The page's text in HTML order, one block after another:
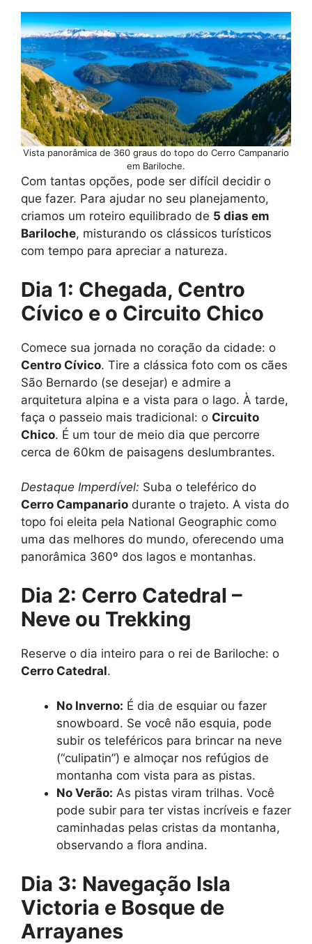
Vista panorâmica de 360 graus do topo do Cerro Campanario
em Bariloche.
Com tantas opções, pode ser difícil decidir o
que fazer. Para ajudar no seu planejamento,
criamos um roteiro equilibrado de 5 dias em
Bariloche, misturando os clássicos turísticos
com tempo para apreciar a natureza.
Dia 1: Chegada, Centro
Cívico e o Circuito Chico
Comece sua jornada no coração da cidade: o
Centro Cívico. Tire a clássica foto com os cães
São Bernardo (se desejar) e admire a
arquitetura alpina e a vista para o lago. À tarde,
faça o passeio mais tradicional: o Circuito
Chico. É um tour de meio dia que percorre
cerca de 60km de paisagens deslumbrantes.
Destaque Imperdível: Suba o teleférico do
Cerro Campanario durante o trajeto. A vista do
topo foi eleita pela National Geographic como
uma das melhores do mundo, oferecendo uma
panorâmica 360º dos lagos e montanhas.
Dia 2: Cerro Catedral –
Neve ou Trekking
Reserve o dia inteiro para o rei de Bariloche: o
Cerro Catedral.
No Inverno: É dia de esquiar ou fazer
snowboard. Se você não esquia, pode
subir os teleféricos para brincar na neve
(“culipatin”) e almoçar nos refúgios de
montanha com vista para as pistas.
No Verão: As pistas viram trilhas. Você
pode subir para ter vistas incríveis e fazer
caminhadas pelas cristas da montanha,
observando a flora andina.
Dia 3: Navegação Isla
Victoria e Bosque de
Arrayanes